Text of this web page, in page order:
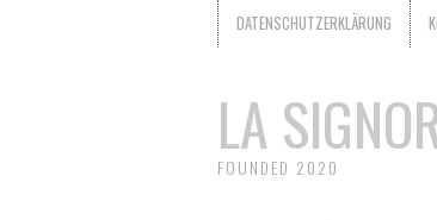
DATENSCHUTZERKLÄRUNG
LA
FOUNDED 2020